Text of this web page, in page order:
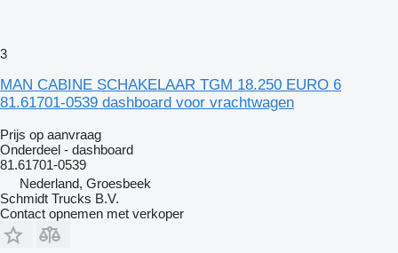
3
MAN CABINE SCHAKELAAR TGM 18.250 EURO 6
81.61701-0539 dashboard voor vrachtwagen
Prijs op aanvraag
Onderdeel - dashboard
81.61701-0539
Nederland, Groesbeek
Schmidt Trucks B.V.
Contact opnemen met verkoper